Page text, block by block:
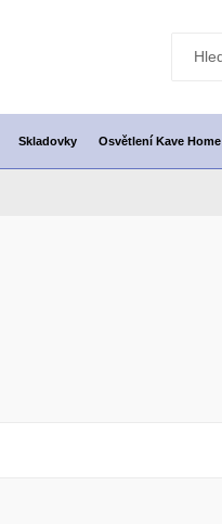
Skladovky Osvětlení Kave Home